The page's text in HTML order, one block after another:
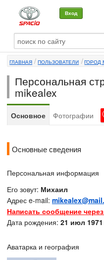
Вход
О машине
Автоклуб
Форумы
Сервисы и услуги
ГЛАВНАЯ ПОЛЬЗОВАТЕЛИ ГОРОД
Персональная
mikealex
Основное Фотографии
Основные сведения
Персональная информация
Его зовут: Михаил
Адрес e-mail:
Написать сообщение
Дата рождения: 21 июл 1971
Аватарка и география